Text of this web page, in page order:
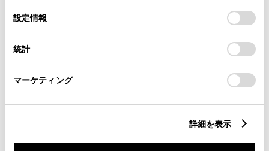
デバイスにすべてのCookie(クッキー)が保存されることに同
意したことになります。Cookie(クッキー)のオプトアウト、
設定の変更、同意を撤回したりするにあたっては、当社の
「Cookie（クッキー）情報の取り扱いについて
」をご覧くだ
設定情報
統計
マーケティング
詳細を表示
秋田県秋田市仁井田目長田３丁目２ー２８